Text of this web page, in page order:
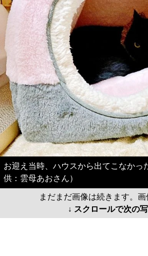
お迎え当時、ハウスから出てこなかっ
供：雲母あおさん）
まだまだ画像は続きます。画
↓ スクロールで次の